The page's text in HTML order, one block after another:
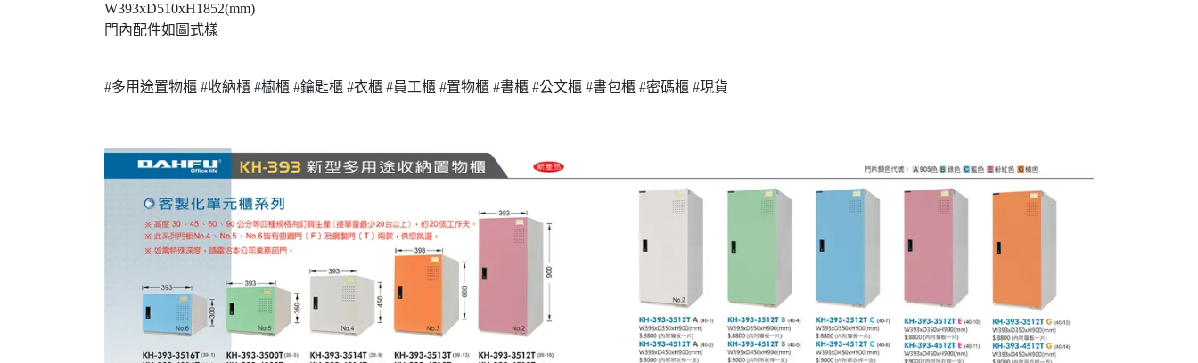
W393xD510xH1852(mm)
門內配件如圖式樣
#多用途置物櫃 #收納櫃 #櫥櫃 #鑰匙櫃 #衣櫃 #員工櫃 #置物櫃 #書櫃 #公文櫃 #書包櫃 #密碼櫃 #現貨